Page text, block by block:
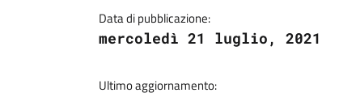
Data di pubblicazione:
mercoledì 21 luglio, 2021
Ultimo aggiornamento: